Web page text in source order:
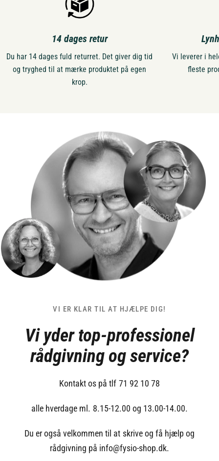
14 dages retur
Du har 14 dages fuld returret. Det giver dig tid
og tryghed til at mærke produktet på egen
krop.
Vi leverer i
fleste
VI ER KLAR TIL AT HJÆLPE DIG!
Vi yder top-professionel
rådgivning og service?
Kontakt os på tlf 71 92 10 78
alle hverdage ml. 8.15-12.00 og 13.00-14.00.
Du er også velkommen til at skrive og få hjælp og
rådgivning på info@fysio-shop.dk.